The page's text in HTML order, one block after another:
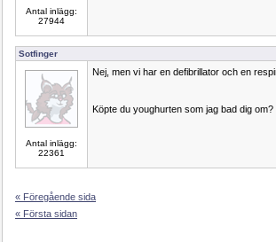
Antal inlägg:
27944
Sotfinger
Antal inlägg:
22361
Nej, men vi har en defibrillator och en
Köpte du youghurten som jag bad dig om?
« Föregående sida
« Första sidan